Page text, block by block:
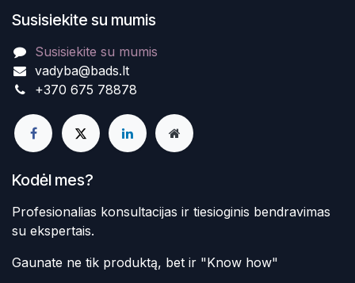
Susisiekite su mumis
Susisiekite su mumis
vadyba@bads.lt
+370 675 78878
Kodėl mes?
Profesionalias konsultacijas ir tiesioginis bendravimas
su ekspertais.
Gaunate ne tik produktą, bet ir "Know how"